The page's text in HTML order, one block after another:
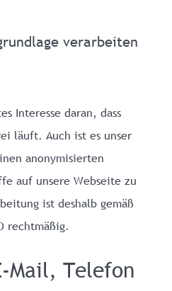
verarbeiten
Interesse daran, dass
läuft. Auch ist es unser
anonymisierten
auf unsere Webseite zu
ist deshalb gemäß
rechtmäßig.
Mail, Telefon